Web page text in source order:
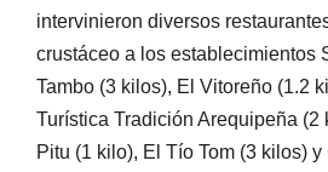
intervinieron diversos
crustáceo a los establecimientos
Tambo (3 kilos), El Vitoreño (1.2
Turística Tradición Arequipeña (2
Pitu (1 kilo), El Tío Tom (3 kilos)